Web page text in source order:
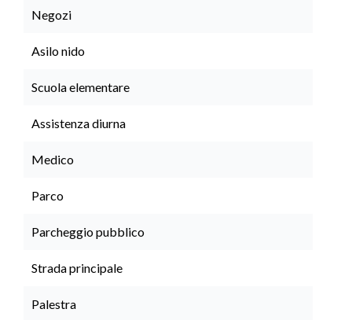
Negozi
Asilo nido
Scuola elementare
Assistenza diurna
Medico
Parco
Parcheggio pubblico
Strada principale
Palestra